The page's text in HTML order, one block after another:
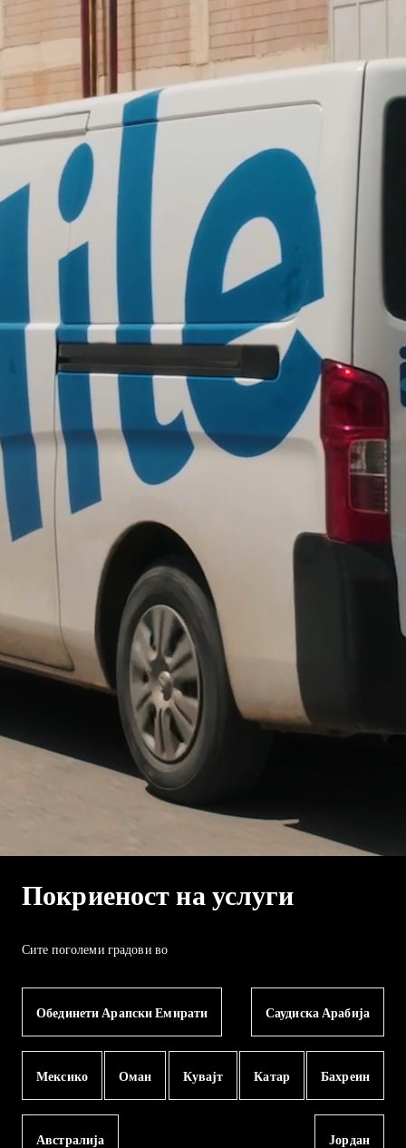
Покриеност на услуги
Сите поголеми градови во
Обединети Арапски Емирати Саудиска Арабија
Мексико Оман Кувајт Катар Бахреин
Австралија Јордан